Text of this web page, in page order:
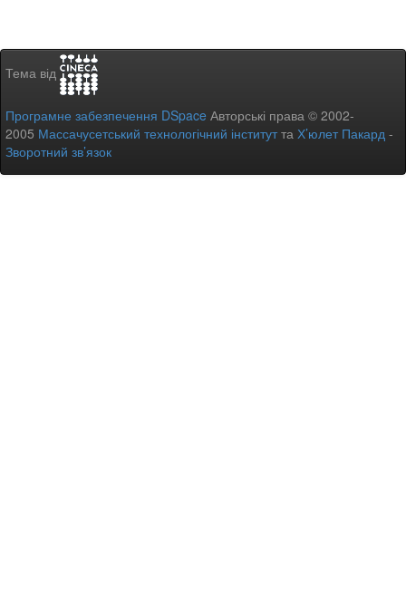
Тема від
Програмне забезпечення DSpace Авторські права © 2002-
2005 Массачусетський технологічний інститутта Х’юлет Пакард -
Зворотний зв’язок